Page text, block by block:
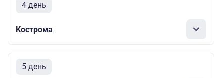
4 день
Кострома
5 день